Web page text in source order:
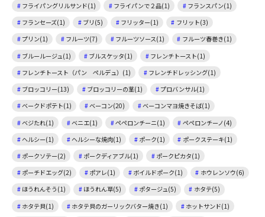
フライパングリルサンド(1)
フライパンで２品(1)
フランスパン(1)
フランセーズ(1)
ブリ(5) フリッター(1)
フリット(3)
プリン(1)
フルーツ(7) フルーツソース(1)
フルーツ春巻き(1)
ブルールージュ(1)
ブルスケッタ(1)
フレンチトースト(1)
フレンチトースト（パン ペルデュ）(1)
フレンチドレッシング(1)
ブロッコリー(13)
ブロッコリーの茎(1)
プロバンサル(1)
ベークドポテト(1)
ベーコン(20)
ベーコンマヨ焼きそば(1)
ベジたれ(1)
ベニエ(1) ペペロンチーニ(1)
ペペロンチーノ(4)
ヘルシー(1)
ヘルシーな焼肉(1) ポーク(1)
ポークステーキ(1)
ポークソテー(2)
ポークディアブル(1)
ポークピカタ(1)
ポーチドエッグ(2)
ポアレ(1) ボイルドポーク(1)
ホウレンソウ(6)
ほうれんそう(1)
ほうれん草(5) ポタージュ(5)
ホタテ(5)
ホタテ貝(1)
ホタテ貝のガーリックバター焼き(1)
ホットサンド(1)